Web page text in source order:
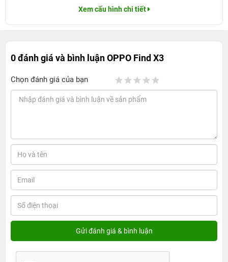
Xem cấu hình chi tiết
0 đánh giá và bình luậnOPPO Find X3
Chọn đánh giá của bạn